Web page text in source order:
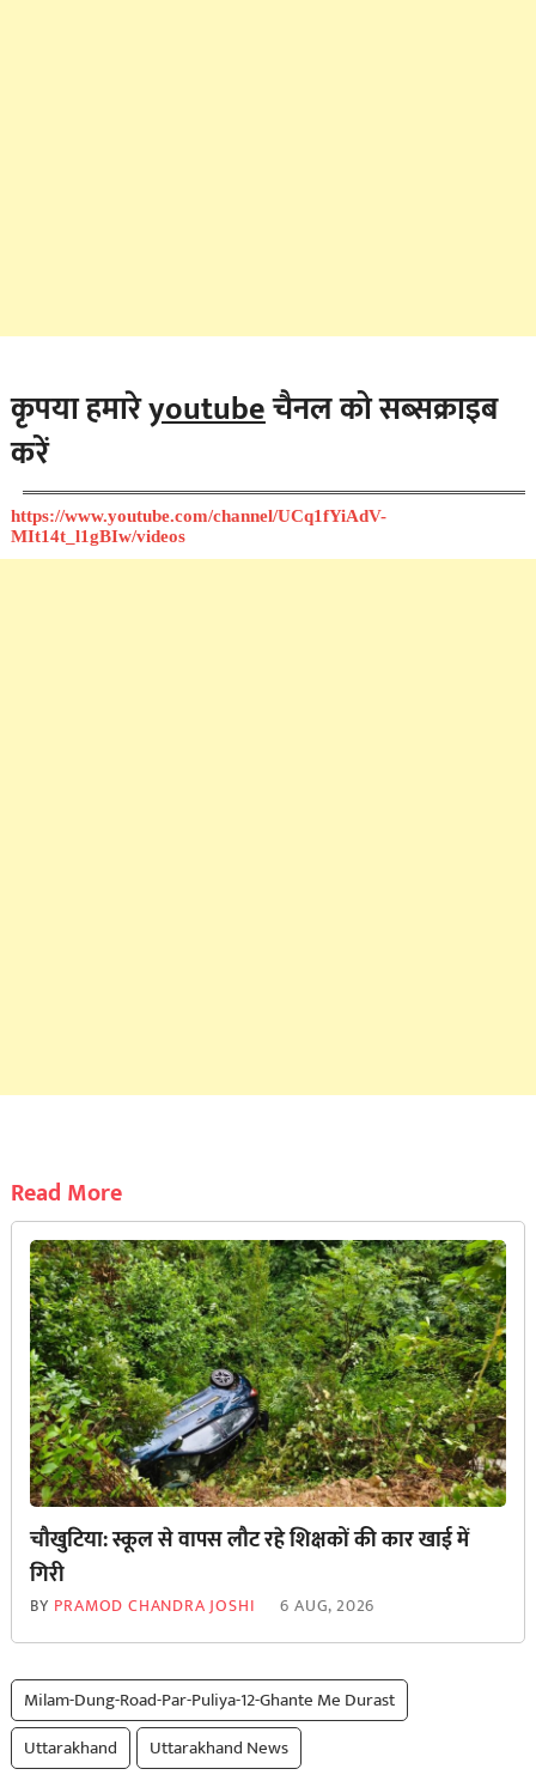
कृपया हमारेyoutubeचैनल को सब्सक्राइब
करें
https://www.youtube.com/channel/UCq1fYiAdV-
MIt14t_l1gBIw/videos
Read More
चौखुटिया: स्कूल से वापस लौट रहे शिक्षकों की कार खाई में
गिरी
BY PRAMOD CHANDRA JOSHI 6 AUG, 2026
Milam-Dung-Road-Par-Puliya-12-Ghante Me Durast
Uttarakhand
Uttarakhand News